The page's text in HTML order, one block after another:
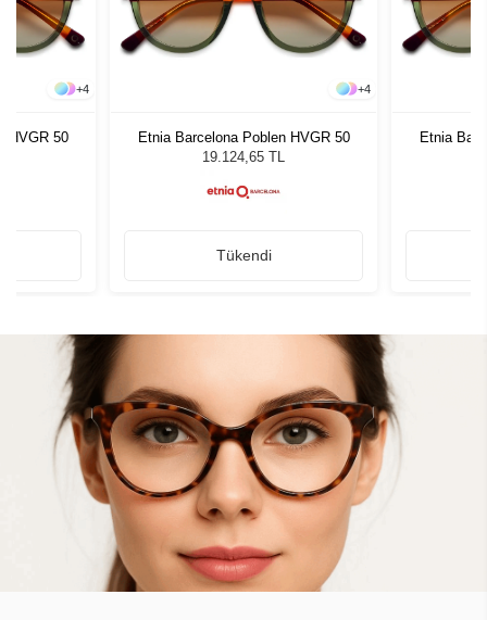
+4
HVGR 50
+4
Etnia Barcelona Poblen HVGR 50
19.124,65 TL
Tükendi
Etnia